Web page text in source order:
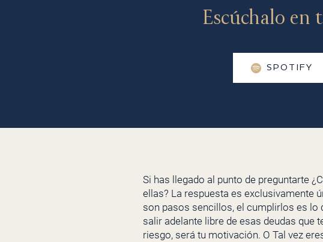
Escúchalo en
SPOTIFY
Si has llegado al punto de preguntarte
ellas? La respuesta es exclusivamente
son pasos sencillos, el cumplirlos es lo
salir adelante libre de esas deudas que
riesgo, será tu motivación. O Tal vez